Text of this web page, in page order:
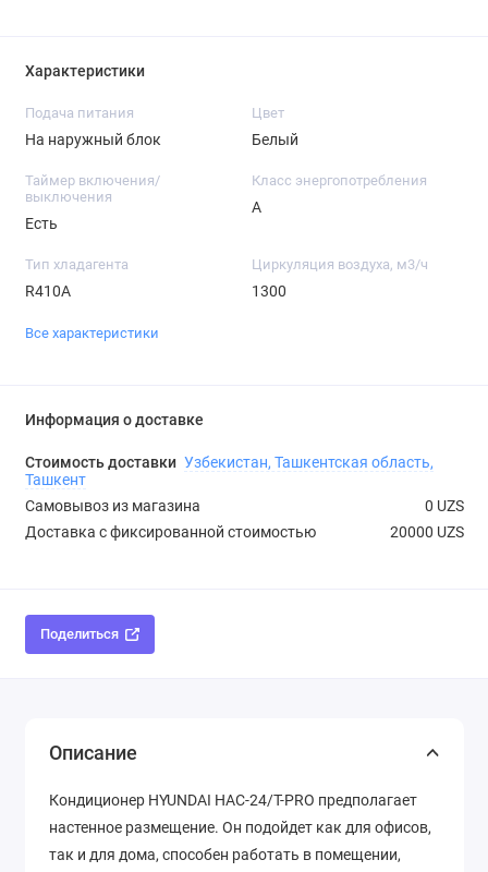
Характеристики
Подача питания
На наружный блок
Цвет
Белый
Таймер включения/
выключения
Есть
Класс энергопотребления
A
Тип хладагента
R410A
Циркуляция воздуха, м3/ч
1300
Все характеристики
Информация о доставке
Стоимость доставки Узбекистан, Ташкентская область,
Ташкент
Самовывоз из магазина
0 UZS
Доставка с фиксированной стоимостью
20000 UZS
Поделиться
Описание
Кондиционер HYUNDAI HAC-24/T-PRO предполагает
настенное размещение. Он подойдет как для офисов,
так и для дома, способен работать в помещении,